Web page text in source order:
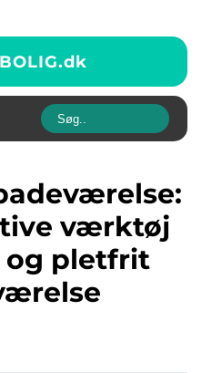
dk
værktøj
pletfrit